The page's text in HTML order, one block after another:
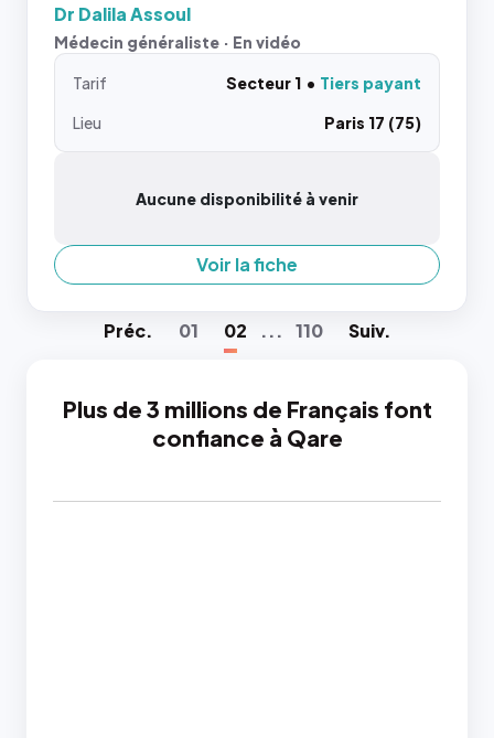
Dr Dalila Assoul
Médecin généraliste · En vidéo
Tarif Secteur 1
Tiers payant
Lieu
Paris 17 (75)
Aucune disponibilité à venir
Voir la fiche
Préc. 01 02 ... 110 Suiv.
Plus de 3 millions de Français font
confiance à Qare